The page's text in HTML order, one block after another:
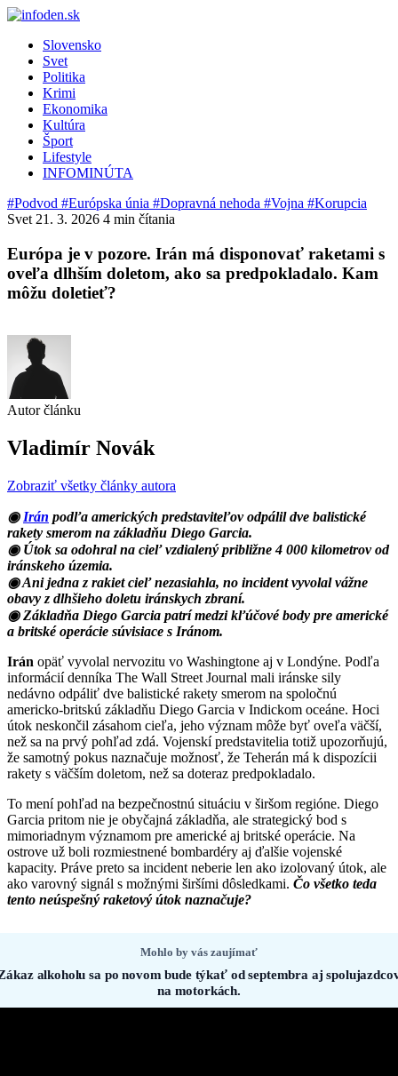
Slovensko
Svet
Politika
Krimi
Ekonomika
Kultúra
Šport
Lifestyle
INFOMINÚTA
#Podvod #Európska únia #Dopravná nehoda #Vojna #Korupcia
Svet 21. 3. 2026 4 min čítania
Európa je v pozore. Irán má disponovať raketami s
oveľa dlhším doletom, ako sa predpokladalo. Kam
môžu doletieť?
Autor článku
Vladimír Novák
Zobraziť všetky články autora
◉ Irán podľa amerických predstaviteľov odpálil dve balistické
rakety smerom na základňu Diego Garcia.
◉ Útok sa odohral na cieľ vzdialený približne 4 000 kilometrov od
iránskeho územia.
◉ Ani jedna z rakiet cieľ nezasiahla, no incident vyvolal vážne
obavy z dlhšieho doletu iránskych zbraní.
◉ Základňa Diego Garcia patrí medzi kľúčové body pre americké
a britské operácie súvisiace s Iránom.
Irán opäť vyvolal nervozitu vo Washingtone aj v Londýne. Podľa
informácií denníka The Wall Street Journal mali iránske sily
nedávno odpáliť dve balistické rakety smerom na spoločnú
americko-britskú základňu Diego Garcia v Indickom oceáne. Hoci
útok neskončil zásahom cieľa, jeho význam môže byť oveľa väčší,
než sa na prvý pohľad zdá. Vojenskí predstavitelia totiž upozorňujú,
že samotný pokus naznačuje možnosť, že Teherán má k dispozícii
rakety s väčším doletom, než sa doteraz predpokladalo.
To mení pohľad na bezpečnostnú situáciu v širšom regióne. Diego
Garcia pritom nie je obyčajná základňa, ale strategický bod s
mimoriadnym významom pre americké aj britské operácie. Na
ostrove už boli rozmiestnené bombardéry aj ďalšie vojenské
kapacity. Práve preto sa incident neberie len ako izolovaný útok, ale
ako varovný signál s možnými širšími dôsledkami. Čo všetko teda
tento neúspešný raketový útok naznačuje?
Mohlo by vás zaujímať
alkoholu sa po novom bude týkať od septembra aj
na motorkách.